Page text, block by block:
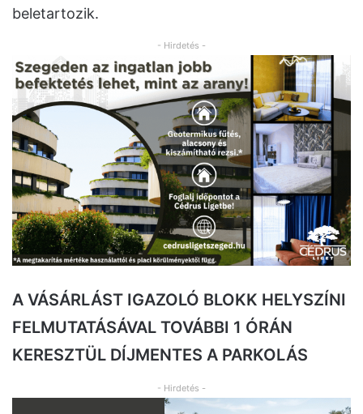
beletartozik.
- Hirdetés -
A VÁSÁRLÁST IGAZOLÓ BLOKK HELYSZÍNI
FELMUTATÁSÁVAL TOVÁBBI 1 ÓRÁN
KERESZTÜL DÍJMENTES A PARKOLÁS
- Hirdetés -